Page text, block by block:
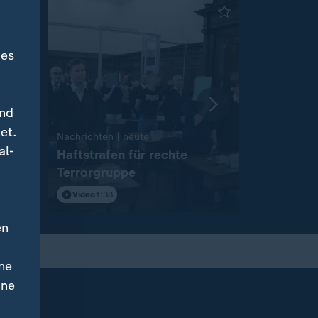
Nachrichten | heute
Haftstrafen für rechte
Terrorgruppe
Video 1:38